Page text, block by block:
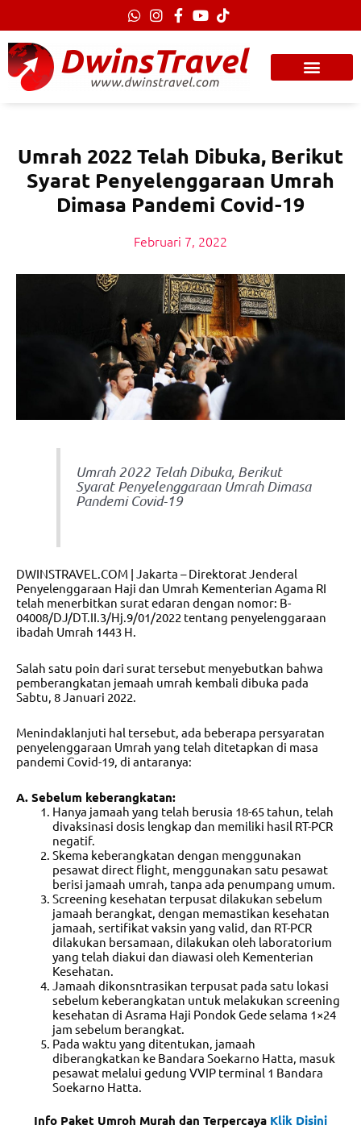
konten
Umrah 2022 Telah Dibuka, Berikut
Syarat Penyelenggaraan Umrah
Dimasa Pandemi Covid-19
Februari 7, 2022
Umrah 2022 Telah Dibuka, Berikut
Syarat Penyelenggaraan Umrah Dimasa
Pandemi Covid-19
DWINSTRAVEL.COM | Jakarta – Direktorat Jenderal
Penyelenggaraan Haji dan Umrah Kementerian Agama RI
telah menerbitkan surat edaran dengan nomor: B-
04008/DJ/DT.II.3/Hj.9/01/2022 tentang penyelenggaraan
ibadah Umrah 1443 H.
Salah satu poin dari surat tersebut menyebutkan bahwa
pemberangkatan jemaah umrah kembali dibuka pada
Sabtu, 8 Januari 2022.
Menindaklanjuti hal tersebut, ada beberapa persyaratan
penyelenggaraan Umrah yang telah ditetapkan di masa
pandemi Covid-19, di antaranya:
A. Sebelum keberangkatan:
Hanya jamaah yang telah berusia 18-65 tahun, telah
divaksinasi dosis lengkap dan memiliki hasil RT-PCR
negatif.
Skema keberangkatan dengan menggunakan
pesawat direct flight, menggunakan satu pesawat
berisi jamaah umrah, tanpa ada penumpang umum.
Screening kesehatan terpusat dilakukan sebelum
jamaah berangkat, dengan memastikan kesehatan
jamaah, sertifikat vaksin yang valid, dan RT-PCR
dilakukan bersamaan, dilakukan oleh laboratorium
yang telah diakui dan diawasi oleh Kementerian
Kesehatan.
Jamaah dikonsntrasikan terpusat pada satu lokasi
sebelum keberangkatan untuk melakukan screening
kesehatan di Asrama Haji Pondok Gede selama 1×24
jam sebelum berangkat.
Pada waktu yang ditentukan, jamaah
diberangkatkan ke Bandara Soekarno Hatta, masuk
pesawat melalui gedung VVIP terminal 1 Bandara
Soekarno Hatta.
Info Paket Umroh Murah dan Terpercaya Klik Disini